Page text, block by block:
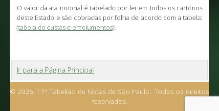
O valor da ata notorial é tabelado por lei em todos os cartórios
deste Estado e são cobradas por folha de acordo com a tabela:
(tabela de custas e emolumentos).
Ir para a Página Principal
© 2026. 17° Tabelião de Notas de São Paulo.. Todos os direitos
reservados.